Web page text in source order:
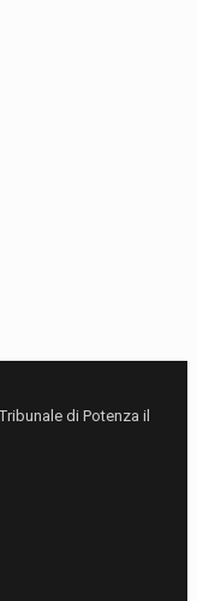
di Potenza il